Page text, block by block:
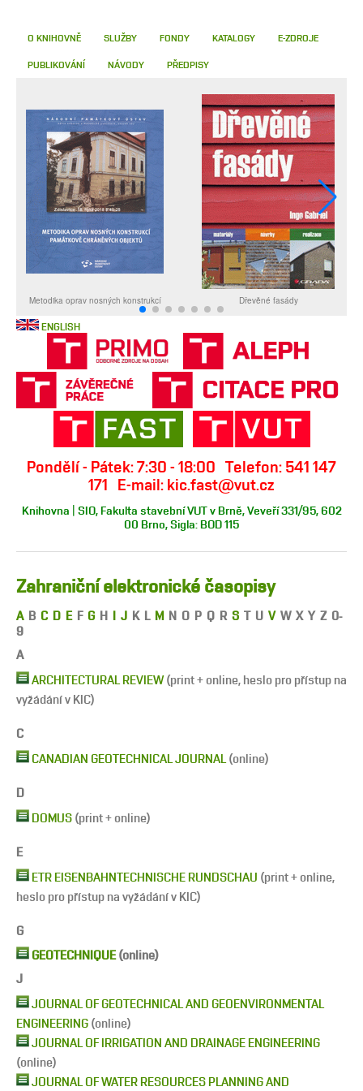
O KNIHOVNĚ SLUŽBY FONDY KATALOGY E-ZDROJE
PUBLIKOVÁNÍ NÁVODY PŘEDPISY
ENGLISH
Pondělí - Pátek: 7:30 - 18:00 Telefon: 541 147
171 E-mail: kic.fast@vut.cz
Knihovna | SIO, Fakulta stavební VUT v Brně, Veveří 331/95, 602
00 Brno, Sigla: BOD 115
Zahraniční elektronické časopisy
AB C D EF GH I J K L M N O P Q R S T U VW X Y Z 0-
9
A
ARCHITECTURAL REVIEW(print + online, heslo pro přístup na
vyžádání v KIC)
C
CANADIAN GEOTECHNICAL JOURNAL (online)
D
DOMUS (print + online)
E
ETR EISENBAHNTECHNISCHE RUNDSCHAU (print + online,
heslo pro přístup na vyžádání v KIC)
G
GEOTECHNIQUE (online)
J
JOURNAL OF GEOTECHNICAL AND GEOENVIRONMENTAL
ENGINEERING (online)
JOURNAL OF IRRIGATION AND DRAINAGE ENGINEERING
(online)
JOURNAL OF WATER RESOURCES PLANNING AND